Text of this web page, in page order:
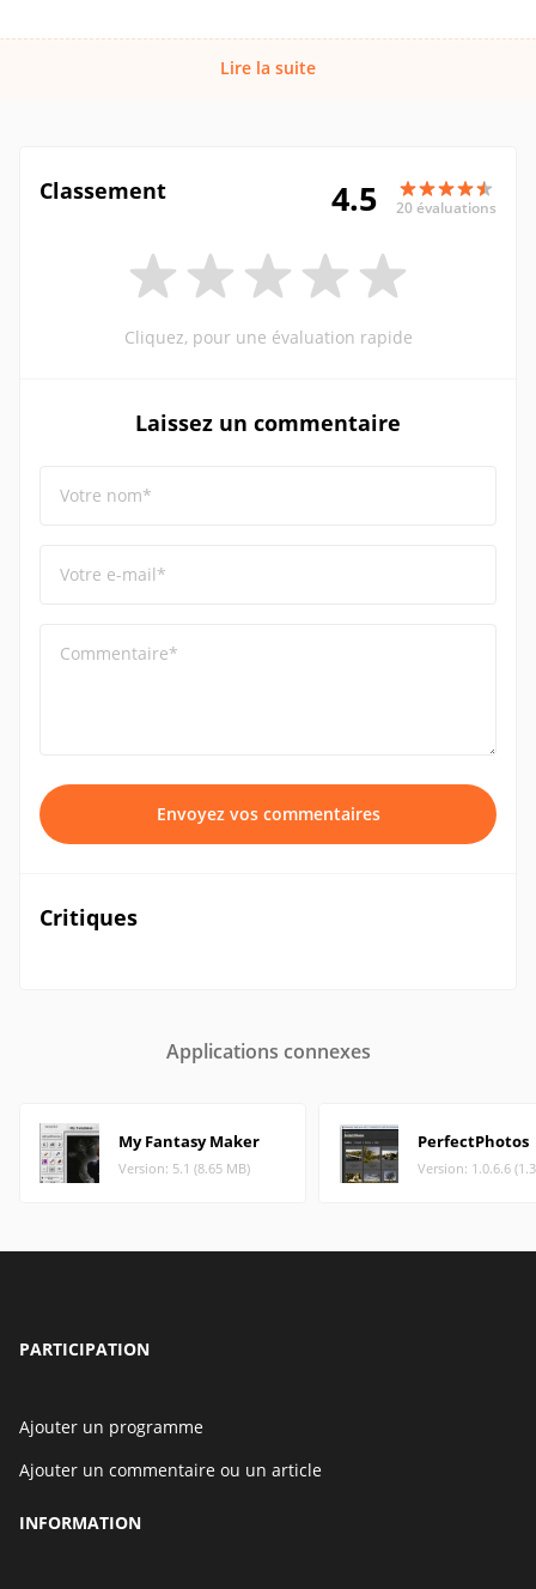
Lire la suite
Classement 4.5 20 évaluations
Cliquez, pour une évaluation rapide
Laissez un commentaire
Votre nom*
Votre e-mail*
Commentaire*
Envoyez vos commentaires
Critiques
Applications connexes
My Fantasy Maker
Version: 5.1 (8.65 MB)
PerfectPhotos
Version: 1.0.6.6
PARTICIPATION
Ajouter un programme
Ajouter un commentaire ou un article
INFORMATION